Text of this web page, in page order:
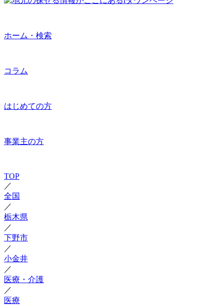
ホーム・検索
コラム
はじめての方
事業主の方
TOP
／
全国
／
栃木県
／
下野市
／
小金井
／
医療・介護
／
医療